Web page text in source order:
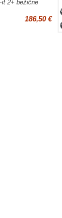
2+ bežične
186,50 €